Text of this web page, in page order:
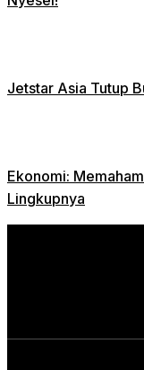
Jetstar Asia Tutup
Ekonomi:
Lingkupnya